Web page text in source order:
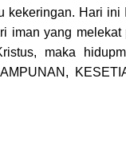
kekeringan. Hari
iman yang
maka